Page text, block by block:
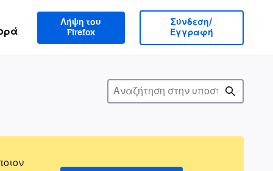
Λήψη του
Firefox
Σύνδεση/
Εγγραφή